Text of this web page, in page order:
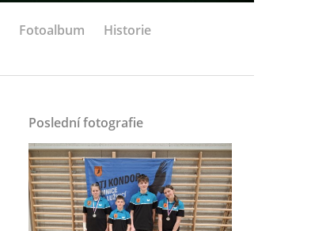
Fotoalbum Historie
Poslední fotografie